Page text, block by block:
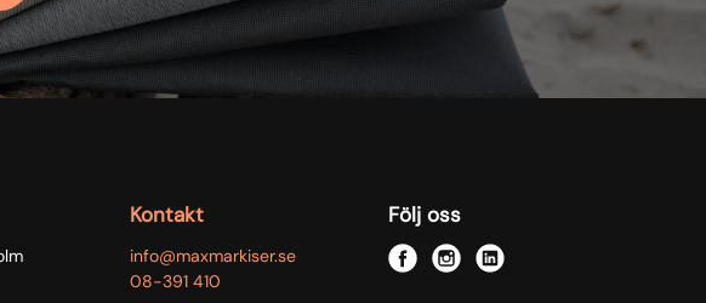
Kontakt
info@maxmarkiser.se
08-391 410
Följ oss
f
i
l